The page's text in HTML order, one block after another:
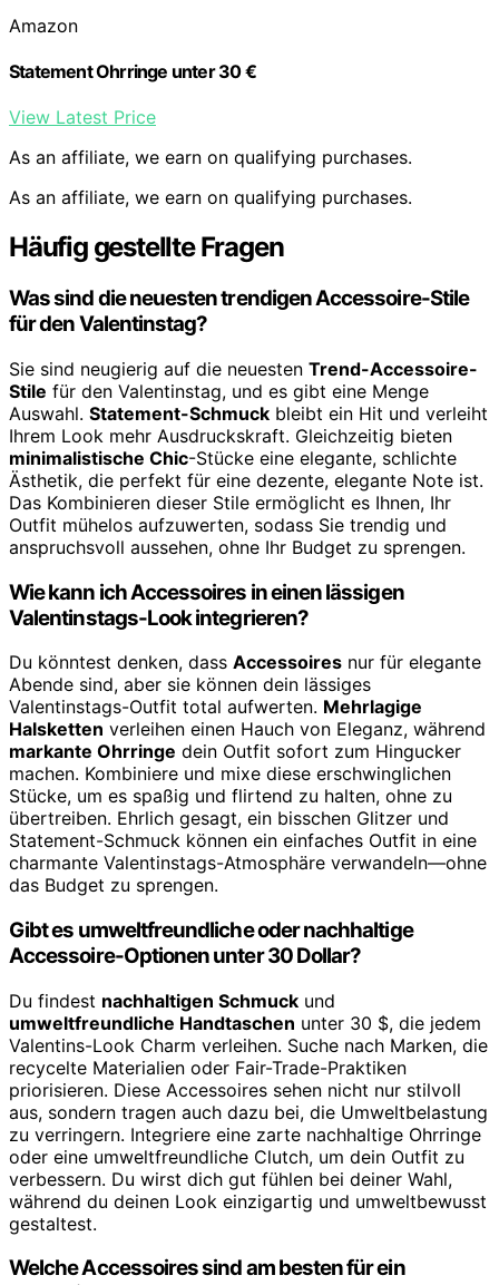
Amazon
Statement Ohrringe unter 30 €
View Latest Price
As an affiliate, we earn on qualifying purchases.
As an affiliate, we earn on qualifying purchases.
Häufig gestellte Fragen
Was sind die neuesten trendigen Accessoire-Stile
für den Valentinstag?
Sie sind neugierig auf die neuesten Trend-Accessoire-
Stile für den Valentinstag, und es gibt eine Menge
Auswahl. Statement-Schmuck bleibt ein Hit und verleiht
Ihrem Look mehr Ausdruckskraft. Gleichzeitig bieten
minimalistische Chic-Stücke eine elegante, schlichte
Ästhetik, die perfekt für eine dezente, elegante Note ist.
Das Kombinieren dieser Stile ermöglicht es Ihnen, Ihr
Outfit mühelos aufzuwerten, sodass Sie trendig und
anspruchsvoll aussehen, ohne Ihr Budget zu sprengen.
Wie kann ich Accessoires in einen lässigen
Valentinstags-Look integrieren?
Du könntest denken, dass Accessoires nur für elegante
Abende sind, aber sie können dein lässiges
Valentinstags-Outfit total aufwerten. Mehrlagige
Halsketten verleihen einen Hauch von Eleganz, während
markante Ohrringe dein Outfit sofort zum Hingucker
machen. Kombiniere und mixe diese erschwinglichen
Stücke, um es spaßig und flirtend zu halten, ohne zu
übertreiben. Ehrlich gesagt, ein bisschen Glitzer und
Statement-Schmuck können ein einfaches Outfit in eine
charmante Valentinstags-Atmosphäre verwandeln—ohne
das Budget zu sprengen.
Gibt es umweltfreundliche oder nachhaltige
Accessoire-Optionen unter 30 Dollar?
Du findest nachhaltigen Schmuck und
umweltfreundliche Handtaschen unter 30 $, die jedem
Valentins-Look Charm verleihen. Suche nach Marken, die
recycelte Materialien oder Fair-Trade-Praktiken
priorisieren. Diese Accessoires sehen nicht nur stilvoll
aus, sondern tragen auch dazu bei, die Umweltbelastung
zu verringern. Integriere eine zarte nachhaltige Ohrringe
oder eine umweltfreundliche Clutch, um dein Outfit zu
verbessern. Du wirst dich gut fühlen bei deiner Wahl,
während du deinen Look einzigartig und umweltbewusst
gestaltest.
Welche Accessoires sind am besten für ein